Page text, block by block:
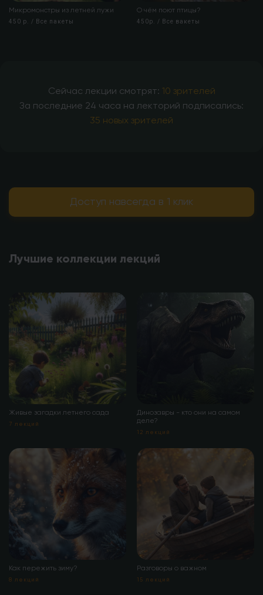
450 р. / Все пакеты
Микромонстры из летней лужи
450р. / Все вакеты
О чём поют птицы?
Сейчас лекции смотрят: 10 зрителей
За последние 24 часа на лекторий подписались:
35 новых зрителей
Доступ навсегда в 1 клик
Лучшие коллекции лекций
7 лекций
Живые загадки летнего сада
12 лекций
Динозавры - кто они на самом
деле?
8 лекций
Как пережить зиму?
15 лекций
Разговоры о важном